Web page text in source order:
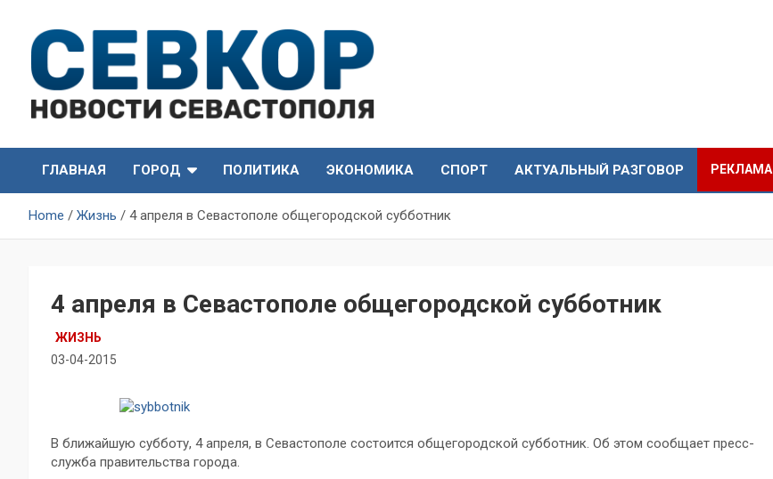
content
СевКор — Новости
Севастополя
Севастополя
ГЛАВНАЯ
ГОРОД ПОЛИТИКА ЭКОНОМИКА СПОРТ АКТУАЛЬНЫЙ РАЗГОВОР РЕКЛАМА
Home Жизнь 4 апреля в Севастополе общегородской субботник
4 апреля в Севастополе общегородской субботник
ЖИЗНЬ
03-04-2015
В ближайшую субботу, 4 апреля, в Севастополе состоится общегородской субботник. Об этом сообщает пресс-
служба правительства города.